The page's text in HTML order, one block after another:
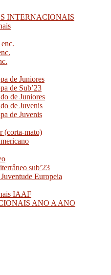
INTERNACIONAIS
de Juniores
de Sub’23
de Juniores
de Juvenis
de Juvenis
(corta-mato)
sub’23
Europeia
IAAF
ANO A ANO